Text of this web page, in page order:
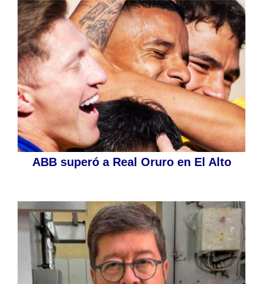
ABB superó a Real Oruro en El Alto